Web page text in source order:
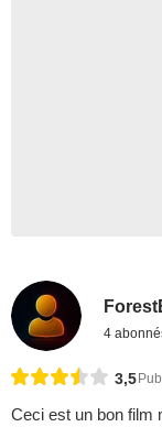
4
3,5
Ceci est un bon film